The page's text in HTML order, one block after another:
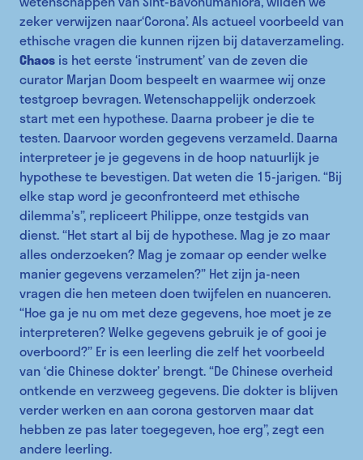
zeker verwijzen naar‘Corona’. Als actueel voorbeeld van
ethische vragen die kunnen rijzen bij dataverzameling.
Chaos is het eerste ‘instrument’ van de zeven die
curator Marjan Doom bespeelt en waarmee wij onze
testgroep bevragen. Wetenschappelijk onderzoek
start met een hypothese. Daarna probeer je die te
testen. Daarvoor worden gegevens verzameld. Daarna
interpreteer je je gegevens in de hoop natuurlijk je
hypothese te bevestigen. Dat weten die 15-jarigen. “Bij
elke stap word je geconfronteerd met ethische
dilemma’s”, repliceert Philippe, onze testgids van
dienst. “Het start al bij de hypothese. Mag je zo maar
alles onderzoeken? Mag je zomaar op eender welke
manier gegevens verzamelen?” Het zijn ja-neen
vragen die hen meteen doen twijfelen en nuanceren.
“Hoe ga je nu om met deze gegevens, hoe moet je ze
interpreteren? Welke gegevens gebruik je of gooi je
overboord?” Er is een leerling die zelf het voorbeeld
van ‘die Chinese dokter’ brengt. “De Chinese overheid
ontkende en verzweeg gegevens. Die dokter is blijven
verder werken en aan corona gestorven maar dat
hebben ze pas later toegegeven, hoe erg”, zegt een
andere leerling.